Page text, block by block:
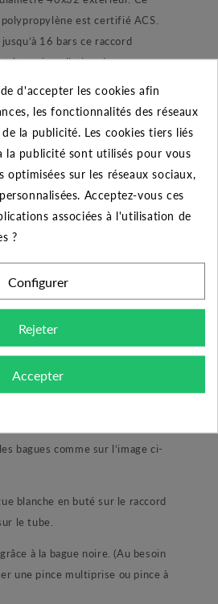
est certifié ACS.
16 bars ce raccord
à une installation de pompage ou
enterré. Dans sa
est composé d’un joint torique
parfaite. Ensuite nous
de blocage de joint afin de ne pas
et démontage du raccord.
en POM blanc permettant de
une bague de serrage
but de refermer et maintenir
voici une procédure
du raccord.
bagues comme sur l’image ci-
blanche en buté sur le raccord
le tube.
à la bague noire. (Au besoin
une pince multiprise ou pince à
d'accepter les cookies afin
les fonctionnalités des réseaux
la publicité. Les cookies tiers liés
la publicité sont utilisés pour vous
sur les réseaux sociaux,
Acceptez-vous ces
associées à l'utilisation de
?
Configurer
Rejeter
Accepter